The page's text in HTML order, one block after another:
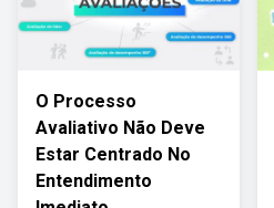
O Processo
Avaliativo Não Deve
Estar Centrado No
Entendimento